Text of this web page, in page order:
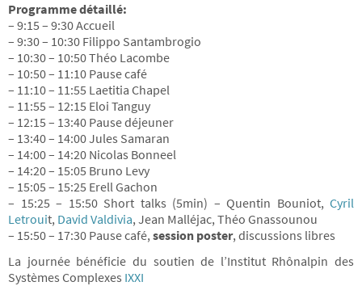
Programmedétaillé:
– 9:15 – 9:30 Accueil
– 9:30 – 10:30 Filippo Santambrogio
– 10:30 – 10:50 Théo Lacombe
– 10:50 – 11:10 Pause café
– 11:10 – 11:55 Laetitia Chapel
– 11:55 – 12:15 Eloi Tanguy
– 12:15 – 13:40 Pause déjeuner
– 13:40 – 14:00 Jules Samaran
– 14:00 – 14:20 Nicolas Bonneel
– 14:20 – 15:05 Bruno Levy
– 15:05 – 15:25 Erell Gachon
– 15:25 – 15:50 Short talks (5min) – Quentin Bouniot, Cyril
Letrouit, David Valdivia, Jean Malléjac, Théo Gnassounou
– 15:50 – 17:30 Pause café,session poster, discussions libres
La journée bénéficie du soutien de l’Institut Rhônalpin des
Systèmes Complexes IXXI